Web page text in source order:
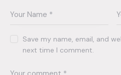
Save my name, email, and
next time I comment.